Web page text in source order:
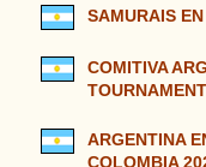
SAMURAIS
COMITIVA
ARGENTINA
COLOMBIA